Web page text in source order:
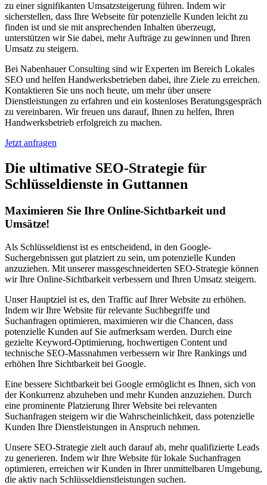
zu einer signifikanten Umsatzsteigerung führen. Indem wir
sicherstellen, dass Ihre Webseite für potenzielle Kunden leicht zu
finden ist und sie mit ansprechenden Inhalten überzeugt,
unterstützen wir Sie dabei, mehr Aufträge zu gewinnen und Ihren
Umsatz zu steigern.
Bei Nabenhauer Consulting sind wir Experten im Bereich Lokales
SEO und helfen Handwerksbetrieben dabei, ihre Ziele zu erreichen.
Kontaktieren Sie uns noch heute, um mehr über unsere
Dienstleistungen zu erfahren und ein kostenloses Beratungsgespräch
zu vereinbaren. Wir freuen uns darauf, Ihnen zu helfen, Ihren
Handwerksbetrieb erfolgreich zu machen.
Jetzt anfragen
Die ultimative SEO-Strategie für
Schlüsseldienste in Guttannen
Maximieren Sie Ihre Online-Sichtbarkeit und
Umsätze!
Als Schlüsseldienst ist es entscheidend, in den Google-
Suchergebnissen gut platziert zu sein, um potenzielle Kunden
anzuziehen. Mit unserer massgeschneiderten SEO-Strategie können
wir Ihre Online-Sichtbarkeit verbessern und Ihren Umsatz steigern.
Unser Hauptziel ist es, den Traffic auf Ihrer Website zu erhöhen.
Indem wir Ihre Website für relevante Suchbegriffe und
Suchanfragen optimieren, maximieren wir die Chancen, dass
potenzielle Kunden auf Sie aufmerksam werden. Durch eine
gezielte Keyword-Optimierung, hochwertigen Content und
technische SEO-Massnahmen verbessern wir Ihre Rankings und
erhöhen Ihre Sichtbarkeit bei Google.
Eine bessere Sichtbarkeit bei Google ermöglicht es Ihnen, sich von
der Konkurrenz abzuheben und mehr Kunden anzuziehen. Durch
eine prominente Platzierung Ihrer Website bei relevanten
Suchanfragen steigern wir die Wahrscheinlichkeit, dass potenzielle
Kunden Ihre Dienstleistungen in Anspruch nehmen.
Unsere SEO-Strategie zielt auch darauf ab, mehr qualifizierte Leads
zu generieren. Indem wir Ihre Website für lokale Suchanfragen
optimieren, erreichen wir Kunden in Ihrer unmittelbaren Umgebung,
die aktiv nach Schlüsseldienstleistungen suchen.